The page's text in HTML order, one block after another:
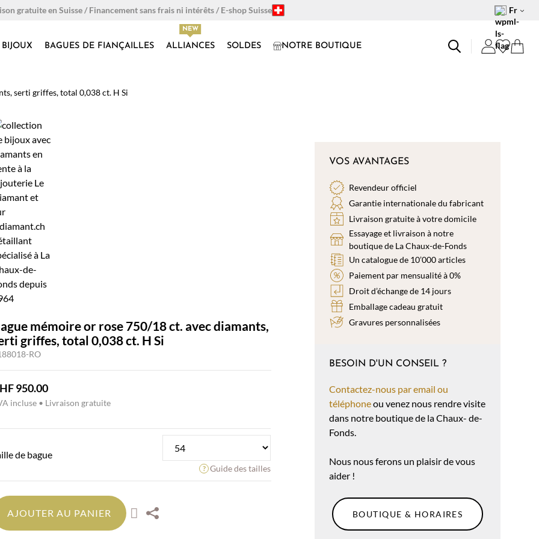
gratuite en Suisse / Financement sans frais ni intérêts / E-shop Suisse Fr
BIJOUX BAGUES DE FIANÇAILLES ALLIANCES SOLDES NOTRE BOUTIQUE
serti griffes, total 0,038 ct. H Si
mémoire or rose 750/18 ct. avec diamants,
griffes, total 0,038 ct. H Si
RO
950.00
incluse • Livraison gratuite
de bague
Guide des tailles
AJOUTER AU PANIER
VOS AVANTAGES
Revendeur officiel
Garantie internationale du fabricant
Livraison gratuite à votre domicile
Essayage et livraison à notre
boutique de La Chaux-de-Fonds
Un catalogue de 10’000 articles
Paiement par mensualité à 0%
Droit d’échange de 14 jours
Emballage cadeau gratuit
Gravures personnalisées
BESOIN D'UN CONSEIL ?
Contactez-nous par email ou
téléphoneou venez nous rendre visite
dans notre boutique de la Chaux- de-
Fonds.
Nous nous ferons un plaisir de vous
aider !
BOUTIQUE & HORAIRES